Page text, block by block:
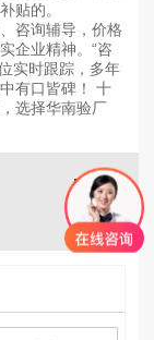
贴的。
咨询辅导，价格
企业精神。“咨
实时跟踪，多年
有口皆碑！ 十
选择华南验厂
返回
列表